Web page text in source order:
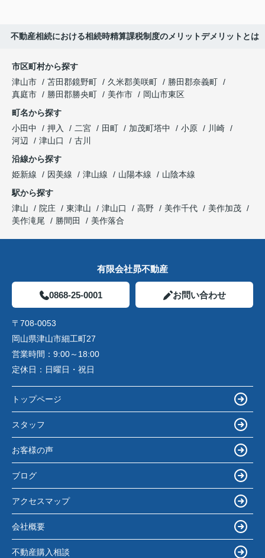
不動産相続における相続時精算課税制度のメリットデメリットとは
市区町村から探す
津山市
苫田郡鏡野町 久米郡美咲町
勝田郡奈義町
真庭市
勝田郡勝央町 美作市
岡山市東区
町名から探す
小田中
押入 二宮 田町 加茂町塔中 小原
川崎
河辺
津山口
古川
沿線から探す
姫新線
因美線 津山線 山陽本線
山陰本線
駅から探す
津山
院庄 東津山 津山口 高野 美作千代
美作加茂
美作滝尾
勝間田 美作落合
有限会社昴不動産
0868-25-0001 お問い合わせ
〒708-0053
岡山県津山市細工町27
営業時間： 9:00～18:00
定休日： 日曜日・祝日
トップページ
スタッフ
お客様の声
ブログ
アクセスマップ
会社概要
不動産購入相談